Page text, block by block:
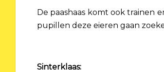
De paashaas komt ook trainen
pupillen deze eieren gaan
Sinterklaas: